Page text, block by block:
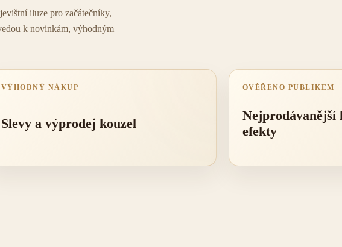
iluze pro začátečníky,
k novinkám, výhodným
VÝHODNÝ NÁKUP
Slevy a výprodej kouzel
OVĚŘENO PUBLIKEM
Nejprodávanější
efekty